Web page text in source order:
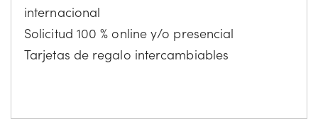
internacional
Solicitud 100 % online y/o presencial
Tarjetas de regalo intercambiables